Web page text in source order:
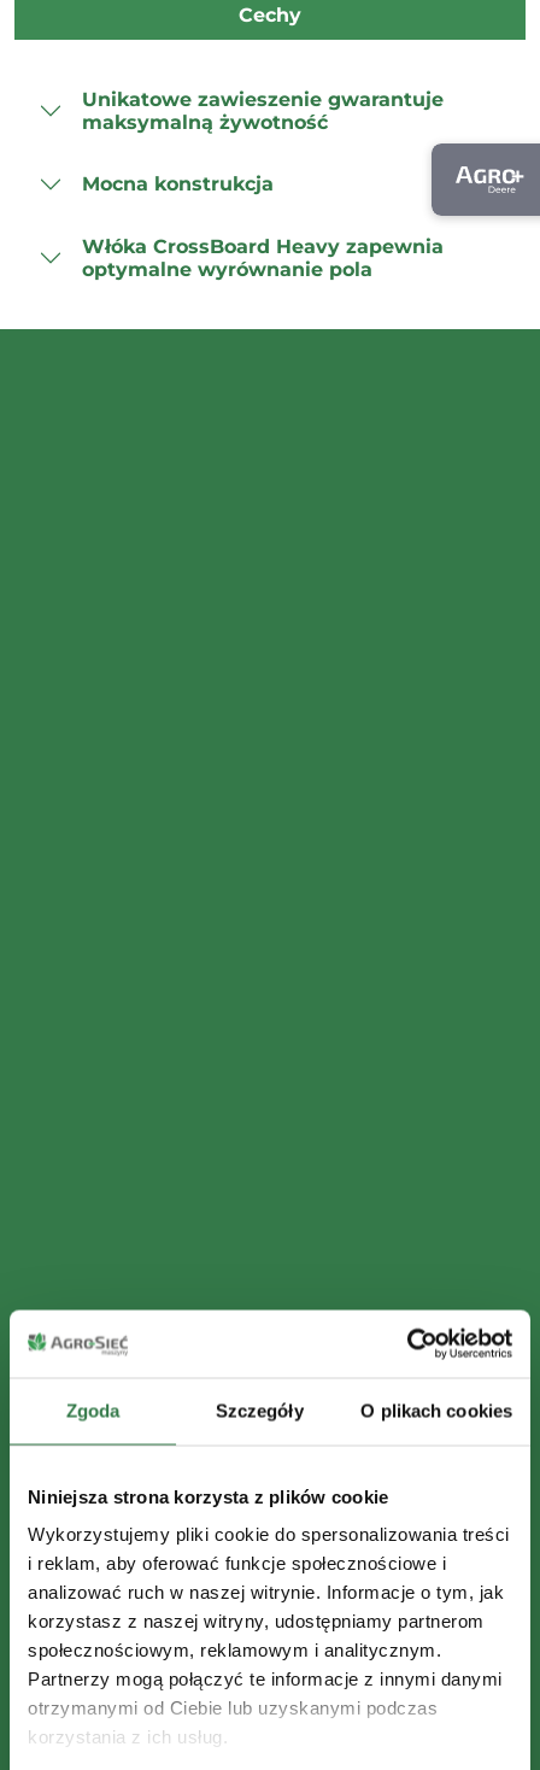
Zgoda Szczegóły O plikach cookies
Niniejsza strona korzysta z plików cookie
Wykorzystujemy pliki cookie do spersonalizowania treści
i reklam, aby oferować funkcje społecznościowe i
analizować ruch w naszej witrynie. Informacje o tym, jak
korzystasz z naszej witryny, udostępniamy partnerom
społecznościowym, reklamowym i analitycznym.
Partnerzy mogą połączyć te informacje z innymi danymi
otrzymanymi od Ciebie lub uzyskanymi podczas
korzystania z ich usług.
Cechy
Unikatowe zawieszenie gwarantuje
maksymalną żywotność
Mocna konstrukcja
Włóka CrossBoard Heavy zapewnia
optymalne wyrównanie pola